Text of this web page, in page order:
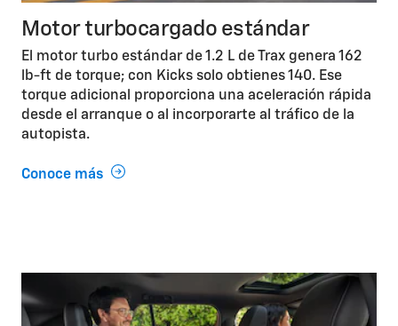
Motor turbocargado estándar
El motor turbo estándar de 1.2 L de Trax genera 162
lb-ft de torque; con Kicks solo obtienes 140. Ese
torque adicional proporciona una aceleración rápida
desde el arranque o al incorporarte al tráfico de la
autopista.
Conoce más